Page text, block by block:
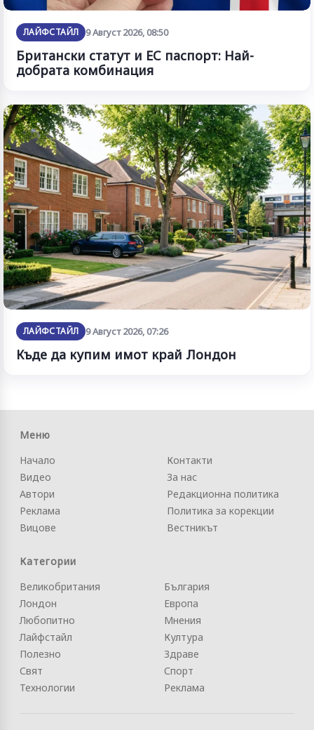
ЛАЙФСТАЙЛ 9 Август 2026, 08:50
Британски статут и ЕС паспорт: Най-
добрата комбинация
ЛАЙФСТАЙЛ 9 Август 2026, 07:26
Къде да купим имот край Лондон
Меню
Начало
Видео
Автори
Реклама
Вицове
Контакти
За нас
Редакционна политика
Политика за корекции
Вестникът
Категории
Великобритания
Лондон
Любопитно
Лайфстайл
Полезно
Свят
Технологии
България
Европа
Мнения
Култура
Здраве
Спорт
Реклама